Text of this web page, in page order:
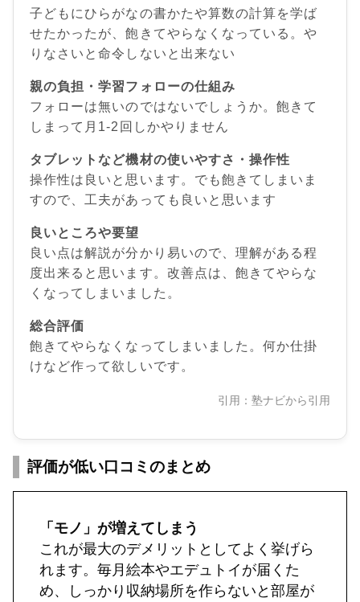
子どもにひらがなの書かたや算数の計算を学ば
せたかったが、飽きてやらなくなっている。や
りなさいと命令しないと出来ない
親の負担・学習フォローの仕組み
フォローは無いのではないでしょうか。飽きて
しまって月1-2回しかやりません
タブレットなど機材の使いやすさ・操作性
操作性は良いと思います。でも飽きてしまいま
すので、工夫があっても良いと思います
良いところや要望
良い点は解説が分かり易いので、理解がある程
度出来ると思います。改善点は、飽きてやらな
くなってしまいました。
総合評価
飽きてやらなくなってしまいました。何か仕掛
けなど作って欲しいです。
引用：塾ナビから引用
評価が低い口コミのまとめ
「モノ」が増えてしまう
これが最大のデメリットとしてよく挙げら
れます。毎月絵本やエデュトイが届くた
め、しっかり収納場所を作らないと部屋が